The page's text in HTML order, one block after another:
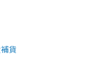
貨